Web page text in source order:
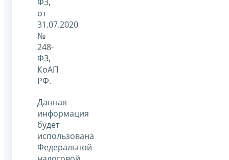
от
31.07.2020
№
248-
ФЗ,
КоАП
РФ.
Данная
информация
будет
использована
Федеральной